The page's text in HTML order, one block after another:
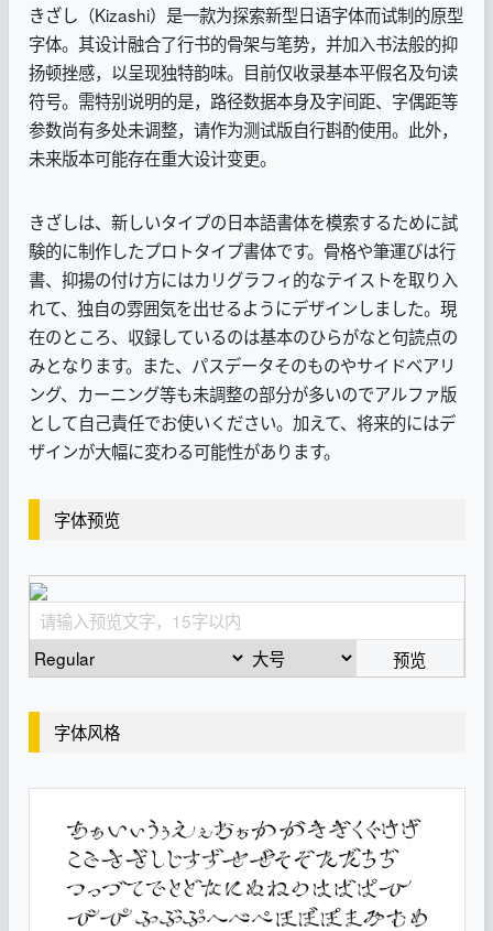
きざし（Kizashi）是一款为探索新型日语字体而试制的原型
字体。其设计融合了行书的骨架与笔势，并加入书法般的抑
扬顿挫感，以呈现独特韵味。目前仅收录基本平假名及句读
符号。需特别说明的是，路径数据本身及字间距、字偶距等
参数尚有多处未调整，请作为测试版自行斟酌使用。此外，
未来版本可能存在重大设计变更。
きざしは、新しいタイプの日本語書体を模索するために試
験的に制作したプロトタイプ書体です。骨格や筆運びは行
書、抑揚の付け方にはカリグラフィ的なテイストを取り入
れて、独自の雰囲気を出せるようにデザインしました。現
在のところ、収録しているのは基本のひらがなと句読点の
みとなります。また、パスデータそのものやサイドベアリ
ング、カーニング等も未調整の部分が多いのでアルファ版
として自己責任でお使いください。加えて、将来的にはデ
ザインが大幅に変わる可能性があります。
字体预览
预览
字体风格